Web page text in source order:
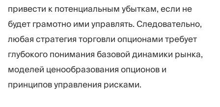
привести к потенциальным убыткам, если не
будет грамотно ими управлять. Следовательно,
любая стратегия торговли опционами требует
глубокого понимания базовой динамики рынка,
моделей ценообразования опционов и
принципов управления рисками.